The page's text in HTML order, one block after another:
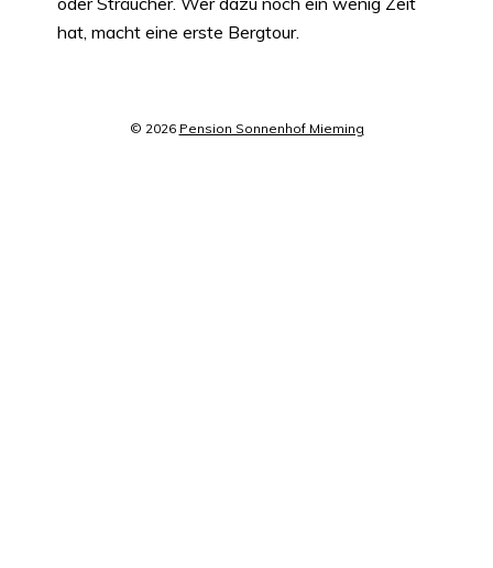
hat, macht eine erste Bergtour.
© 2026 Pension Sonnenhof Mieming